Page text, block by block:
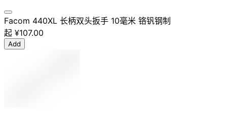
Facom 440XL 长柄双头扳手 10毫米 铬钒钢制
起 ¥107.00
Add